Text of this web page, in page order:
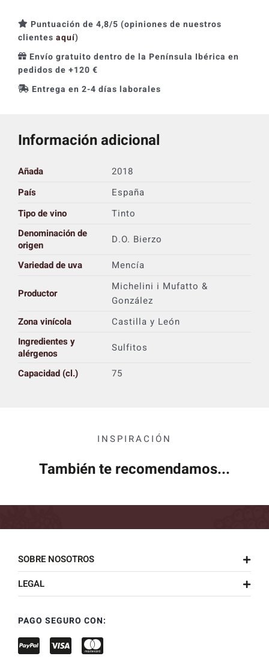
Puntuación de 4,8/5 (opiniones de nuestros
clientes aquí)
Envío gratuito dentro de la Península Ibérica en
pedidos de +120 €
Entrega en 2-4 días laborales
Información adicional
Añada
2018
País
España
Tipo de vino
Tinto
Denominación de
origen
D.O. Bierzo
Variedad de uva
Mencía
Productor
Michelini i Mufatto &
González
Zona vinícola
Castilla y León
Ingredientes y
alérgenos
Sulfitos
Capacidad (cl.)
75
INSPIRACIÓN
También te recomendamos...
SOBRE NOSOTROS
LEGAL
PAGO SEGURO CON: